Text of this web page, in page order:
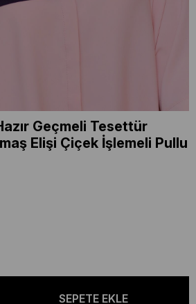
Geçmeli Tesettür
Elişi Çiçek İşlemeli Pullu